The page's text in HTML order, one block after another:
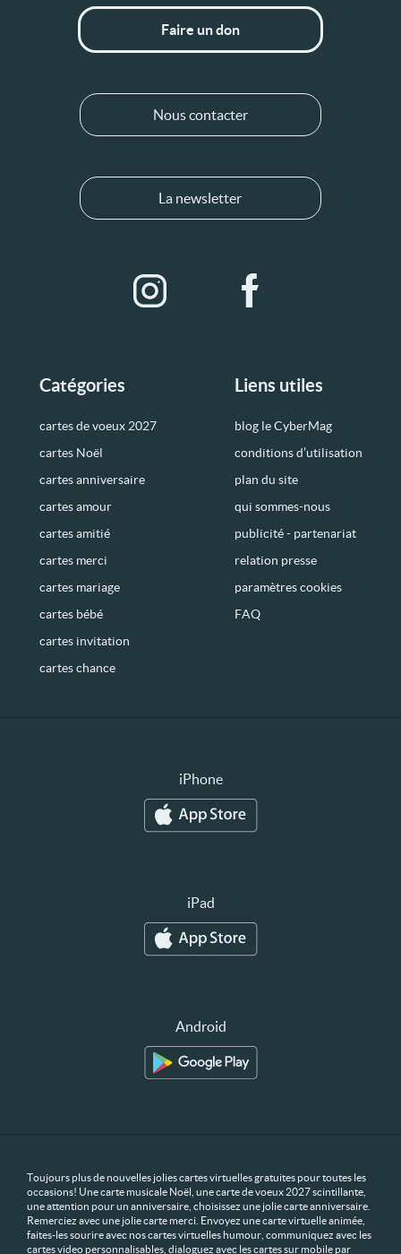
Catégories
cartes de voeux 2027
cartes Noël
cartes anniversaire
cartes amour
cartes amitié
cartes merci
cartes mariage
cartes bébé
cartes invitation
cartes chance
Liens utiles
blog le CyberMag
conditions d’utilisation
plan du site
qui sommes-nous
publicité - partenariat
relation presse
paramètres cookies
FAQ
Faire un don
Nous contacter
La newsletter
iPhone
iPad
Android
Toujours plus de nouvelles jolies cartes virtuelles gratuites pour toutes les
occasions! Une carte musicale Noël, une carte de voeux 2027 scintillante,
une attention pour un anniversaire, choisissez une jolie carte anniversaire.
Remerciez avec une jolie carte merci. Envoyez une carte virtuelle animée,
faites-les sourire avec nos cartes virtuelles humour, communiquez avec les
cartes video personnalisables, dialoguez avec les cartes sur mobile par